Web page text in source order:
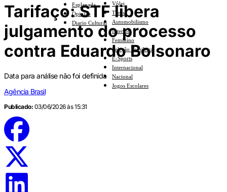
Vôlei
Tênis
Automobilismo
Interior
Feminino
Seleção Brasileira
E-Sports
Internacional
Nacional
Jogos Escolares
Esplanada
Opinião
Diario Cultural
Tarifaço: STF libera
julgamento do processo
contra Eduardo Bolsonaro
Data para análise não foi definida
Agência Brasil
Publicado: 03/06/2026 às 15:31